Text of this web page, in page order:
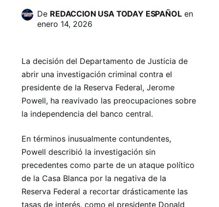
De REDACCION USA TODAY ESPAÑOLen
enero 14, 2026
La decisión del Departamento de Justicia de
abrir una investigación criminal contra el
presidente de la Reserva Federal, Jerome
Powell, ha reavivado las preocupaciones sobre
la independencia del banco central.
En términos inusualmente contundentes,
Powell describió la investigación sin
precedentes como parte de un ataque político
de la Casa Blanca por la negativa de la
Reserva Federal a recortar drásticamente las
tasas de interés, como el presidente Donald